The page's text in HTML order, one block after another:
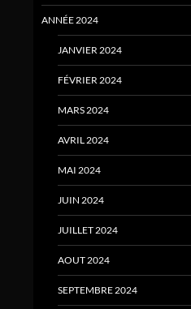
ANNÉE 2024
JANVIER 2024
FÉVRIER 2024
MARS 2024
AVRIL 2024
MAI 2024
JUIN 2024
JUILLET 2024
AOUT 2024
SEPTEMBRE 2024